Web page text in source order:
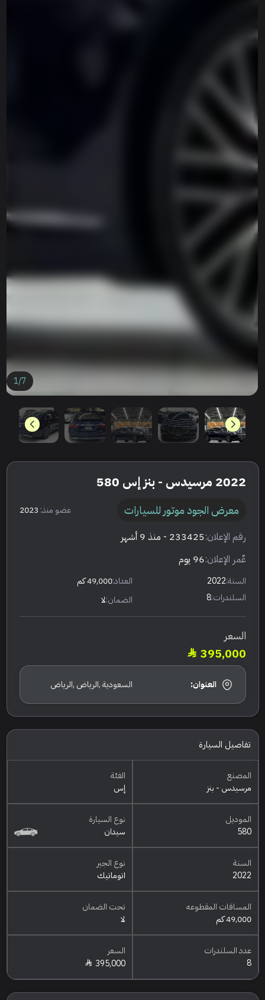
1/7
2022 مرسيدس - بنز إس 580
معرض الجود موتور للسيارات عضو منذ: 2023
رقم الإعلان:233425 - منذ 9 أشهر
عٌمر الإعلان:96 يوم
السنة:2022 العداد:49,000 كم
السلندرات:8 الضمان:لا
السعر
395,000
العنوان: السعودية ,الرياض ,الرياض
تفاصيل السيارة
المصنع
مرسيدس - بنز
الفئة
إس
الموديل
580
نوع السيارة
سيدان
السنة
2022
نوع الجير
اتوماتيك
المسافات المقطوعه
49,000 كم
تحت الضمان
لا
عدد السلندرات
8
السعر
395,000